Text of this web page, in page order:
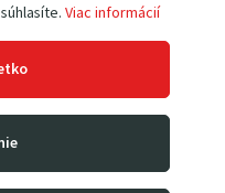
Viac informácií